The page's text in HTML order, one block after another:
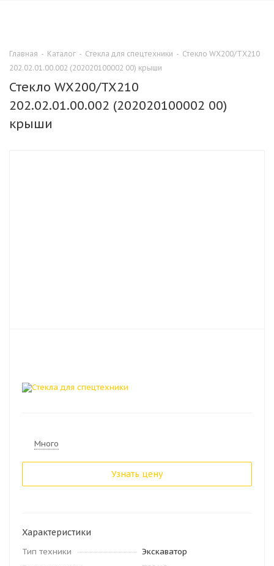
Главная - Каталог - Стекла для спецтехники - Стекло WX200/TX210
202.02.01.00.002 (202020100002 00) крыши
Стекло WX200/TX210
202.02.01.00.002 (202020100002 00)
крыши
Много
Узнать цену
Характеристики
Тип техники
Экскаватор